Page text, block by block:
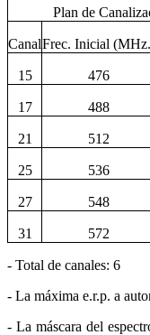
Plan de
CanalFrec. Inicial
15 476
17 488
21 512
25 536
27 548
31 572
- Total de canales: 6
- La máxima e.r.p. a
- La máscara del